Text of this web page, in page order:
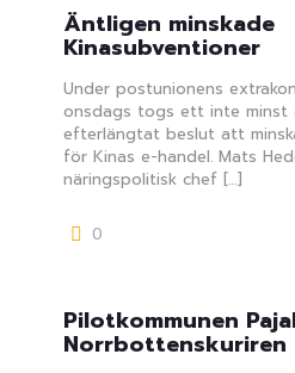
Äntligen minskade
Kinasubventioner
Under postunionens
onsdags togs ett inte minst
efterlängtat beslut att
för Kinas e-handel. Mats
näringspolitisk chef […]
0
Pilotkommunen
Norrbottenskuriren